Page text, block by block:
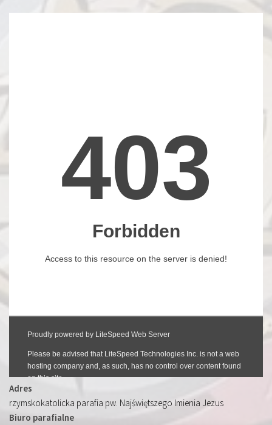
Adres
rzymskokatolicka parafia pw. Najświętszego Imienia Jezus
Biuro parafialne